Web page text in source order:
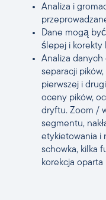
Analiza i
Dane mogą
ślepej i korekty
Analiza
separacji pików,
pierwszej i
oceny pików,
dryftu. Zoom /
segmentu,
etykietowania i
schowka, kilka
korekcja